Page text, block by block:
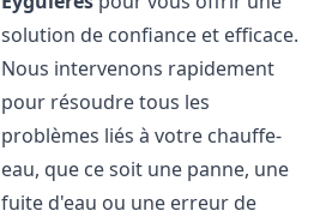
solution de confiance et efficace.
Nous intervenons rapidement
pour résoudre tous les
problèmes liés à votre chauffe-
eau, que ce soit une panne, une
fuite d'eau ou une erreur de